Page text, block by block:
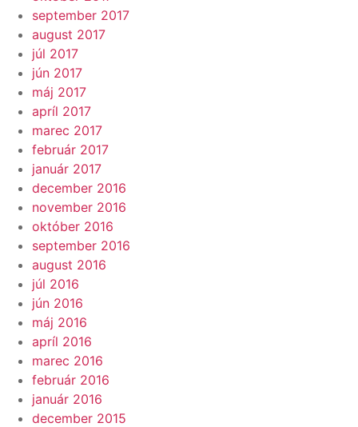
september 2017
august 2017
júl 2017
jún 2017
máj 2017
apríl 2017
marec 2017
február 2017
január 2017
december 2016
november 2016
október 2016
september 2016
august 2016
júl 2016
jún 2016
máj 2016
apríl 2016
marec 2016
február 2016
január 2016
december 2015